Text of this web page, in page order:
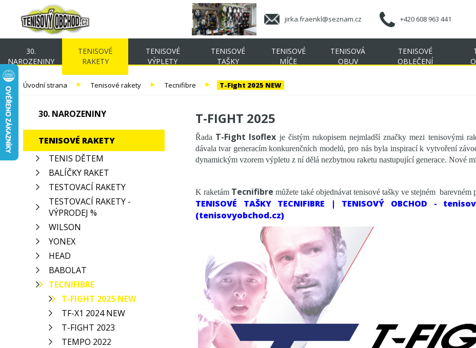
jirka.fraenkl@seznam.cz +420 608 963 441
30.
NAROZENINY
TENISOVÉ
RAKETY
TENISOVÉ
VÝPLETY
TENISOVÉ
TAŠKY
TENISOVÉ
MÍČE
TENISOVÁ
OBUV
TENISOVÉ
OBLEČENÍ
Úvodní strana Tenisové rakety Tecnifibre T-Fight 2025 NEW
30. NAROZENINY
TENISOVÉ RAKETY
TENIS DĚTEM
BALÍČKY RAKET
TESTOVACÍ RAKETY
TESTOVACÍ RAKETY -
VÝPRODEJ %
WILSON
YONEX
HEAD
BABOLAT
TECNIFIBRE
T-FIGHT 2025 NEW
TF-X1 2024 NEW
T-FIGHT 2023
TEMPO 2022
T-FIGHT 2025
Řada T-Fight Isoflex je čistým rukopisem nejmladší značky mezi tenisovými
dávala tvar generacím konkurenčních modelů, pro nás byla inspirací k vytvoření
dynamickým vzorem výpletu z ní dělá nezbytnou raketu nastupující generace. Nové
K raketám Tecnifibre můžete také objednávat tenisové tašky ve stejném barevném
TENISOVÉ TAŠKY TECNIFIBRE | TENISOVÝ OBCHOD -
(tenisovyobchod.cz)